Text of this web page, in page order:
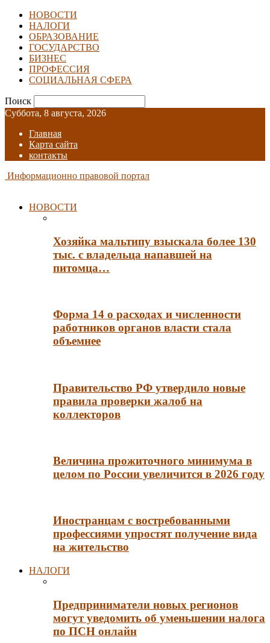
НОВОСТИ
НАЛОГИ
ОБРАЗОВАНИЕ
ГОСУДАРСТВО
БИЗНЕС
ПРОФЕССИЯ
СОЦИАЛЬНАЯ СФЕРА
Поиск
Суббота, 8 августа, 2026
Главная
Карта сайта
контакты
Информационно правовой портал
НОВОСТИ
Хозяйка мальтипу взыскала более 130
тыс. с владельца напавшей на
питомца…
Форма 14 о расходах и численности
работников органов власти стала
объемнее
Правительство РФ утвердило новые
правила проверки жалоб на
коллекторов
Величина прожиточного минимума в
целом по России увеличится в 2026 году
Иностранцам с востребованными
профессиями упростят получение вида
на жительство
НАЛОГИ
Предприниматели новых регионов
могут уведомить об уменьшении налога
по ПСН онлайн